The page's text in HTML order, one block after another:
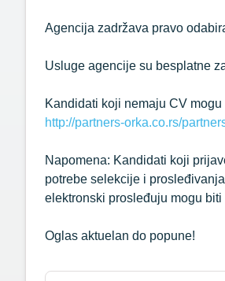
Agencija zadržava pravo
Usluge agencije su besplatne
Kandidati koji nemaju CV
http://partners-orka.co.rs/
Napomena: Kandidati koji
potrebe selekcije i
elektronski prosleđuju mogu
Oglas aktuelan do popune!